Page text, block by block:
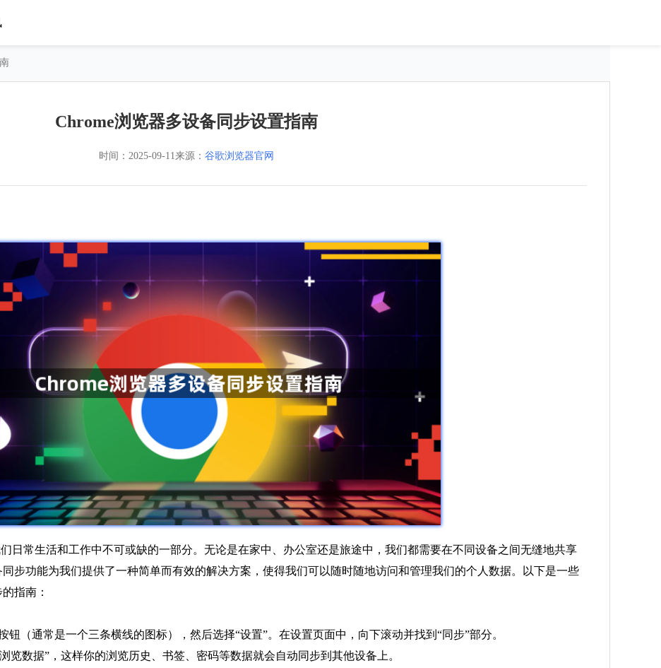
Chrome浏览器多设备同步设置指南
时间： 2025-09-11来源： 谷歌浏览器官网
日常生活和工作中不可或缺的一部分。无论是在家中、办公室还是旅途中，我们都需要在不同设备之间无缝地共享
步功能为我们提供了一种简单而有效的解决方案，使得我们可以随时随地访问和管理我们的个人数据。以下是一些
指南：
钮（通常是一个三条横线的图标），然后选择“设置”。在设置页面中，向下滚动并找到“同步”部分。
览数据”，这样你的浏览历史、书签、密码等数据就会自动同步到其他设备上。